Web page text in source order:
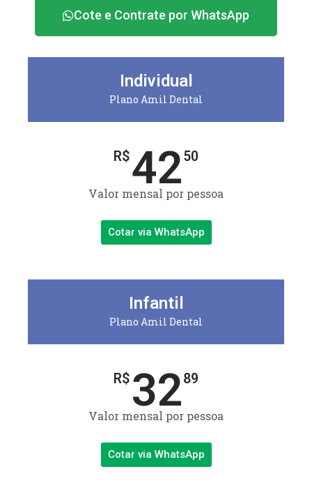
Cote e Contrate por WhatsApp
Individual
Plano Amil Dental
R$4250
Valor mensal por pessoa
Cotar via WhatsApp
Infantil
Plano Amil Dental
R$ 3289
Valor mensal por pessoa
Cotar via WhatsApp